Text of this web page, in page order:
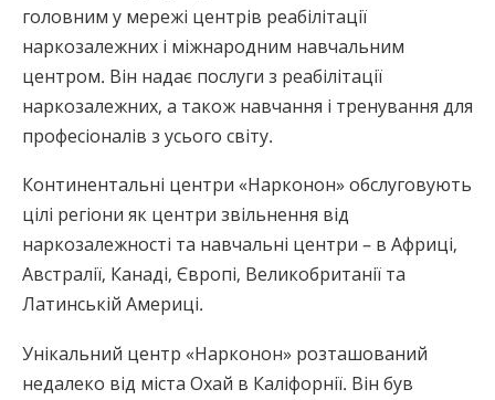
головним у мережі центрів реабілітації
наркозалежних і міжнародним навчальним
центром. Він надає послуги з реабілітації
наркозалежних, а також навчання і тренування для
професіоналів з усього світу.
Континентальні центри «Нарконон» обслуговують
цілі регіони як центри звільнення від
наркозалежності та навчальні центри – в Африці,
Австралії, Канаді, Європі, Великобританії та
Латинській Америці.
Унікальний центр «Нарконон» розташований
недалеко від міста Охай в Каліфорнії. Він був